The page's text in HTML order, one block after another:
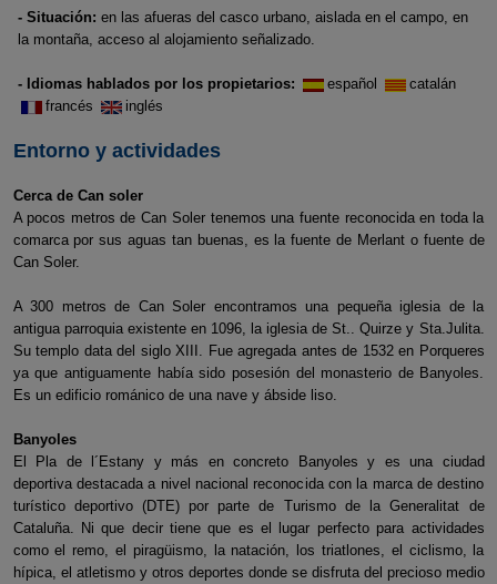
- Situación: en las afueras del casco urbano, aislada en el campo, en
la montaña, acceso al alojamiento señalizado.
- Idiomas hablados por los propietarios: español
catalán
francés
inglés
Entorno y actividades
Cerca de Can soler
A pocos metros de Can Soler tenemos una fuente reconocida en toda la
comarca por sus aguas tan buenas, es la fuente de Merlant o fuente de
Can Soler.
A 300 metros de Can Soler encontramos una pequeña iglesia de la
antigua parroquia existente en 1096, la iglesia de St.. Quirze y Sta.Julita.
Su templo data del siglo XIII. Fue agregada antes de 1532 en Porqueres
ya que antiguamente había sido posesión del monasterio de Banyoles.
Es un edificio románico de una nave y ábside liso.
Banyoles
El Pla de l´Estany y más en concreto Banyoles y es una ciudad
deportiva destacada a nivel nacional reconocida con la marca de destino
turístico deportivo (DTE) por parte de Turismo de la Generalitat de
Cataluña. Ni que decir tiene que es el lugar perfecto para actividades
como el remo, el piragüismo, la natación, los triatlones, el ciclismo, la
hípica, el atletismo y otros deportes donde se disfruta del precioso medio